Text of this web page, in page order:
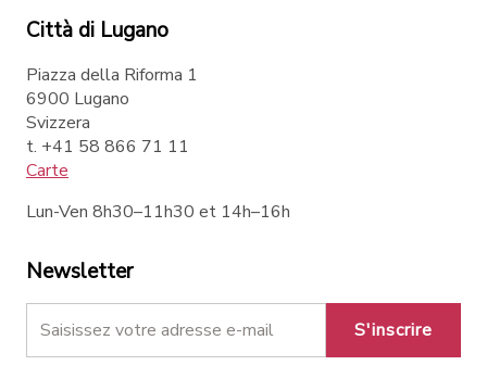
Città di Lugano
Piazza della Riforma 1
6900 Lugano
Svizzera
t. +41 58 866 71 11
Carte
Lun-Ven 8h30–11h30 et 14h–16h
Newsletter
S'inscrire